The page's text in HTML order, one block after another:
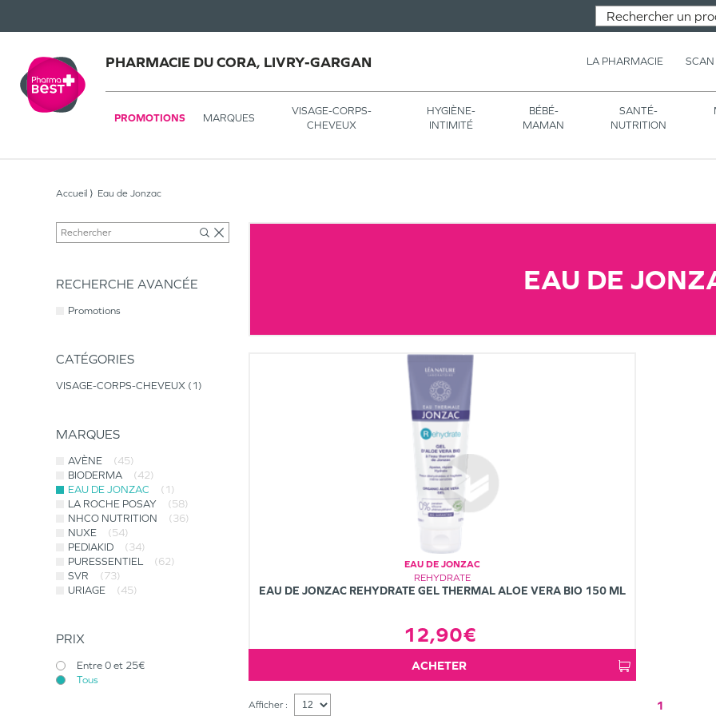
PHARMACIE DU CORA, LIVRY-GARGAN LA PHARMACIE SCAN
PROMOTIONS MARQUES
VISAGE-CORPS-
CHEVEUX
HYGIÈNE-
INTIMITÉ
BÉBÉ-
MAMAN
SANTÉ-
NUTRITION
Accueil Eau de Jonzac
RECHERCHE AVANCÉE
Promotions
CATÉGORIES
VISAGE-CORPS-CHEVEUX 1
MARQUES
AVÈNE
(45)
BIODERMA
(42)
EAU DE JONZAC
(1)
LA ROCHE POSAY
(58)
NHCO NUTRITION
(36)
NUXE
(54)
PEDIAKID
(34)
PURESSENTIEL
(62)
SVR
(73)
URIAGE
(45)
PRIX
Entre 0 et 25€
Tous
EAU DE
EAU DE JONZAC
REHYDRATE
EAU DE JONZAC REHYDRATE GEL THERMAL ALOE VERA BIO 150 ML
12,90€
ACHETER
Afficher : 1